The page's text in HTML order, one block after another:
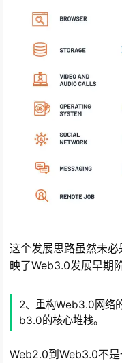
这个发展思路虽然未
映了Web3.0发展早期
2、重构Web3.0网络
b3.0的核心堆栈。
Web2.0到Web3.0不